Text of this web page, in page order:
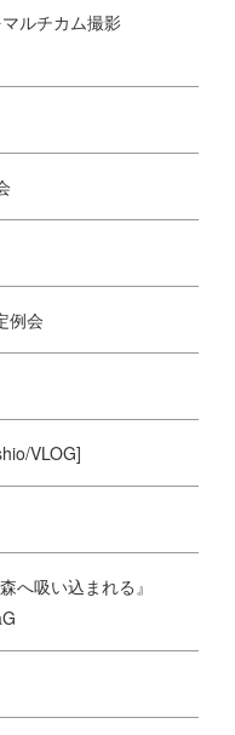
ルチカム撮影
例会
VLOG]
へ吸い込まれる』